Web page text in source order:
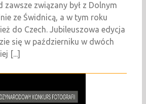
zawsze związany był z Dolnym
ze Świdnicą, a w tym roku
do Czech. Jubileuszowa edycja
się w październiku w dwóch
[...]